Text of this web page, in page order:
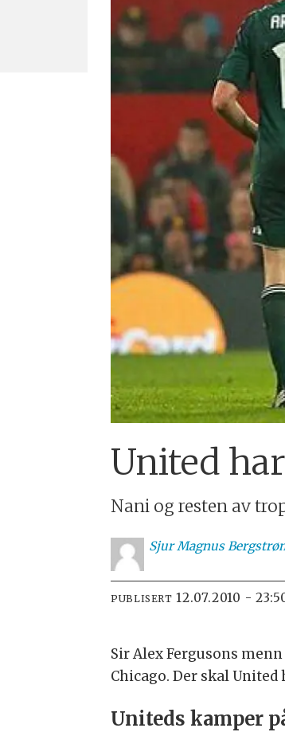
United
Nani og resten av
Sjur Magnus
PUBLISERT 12.07.2010 -
Sir Alex Fergusons
Chicago. Der skal
Uniteds kamper